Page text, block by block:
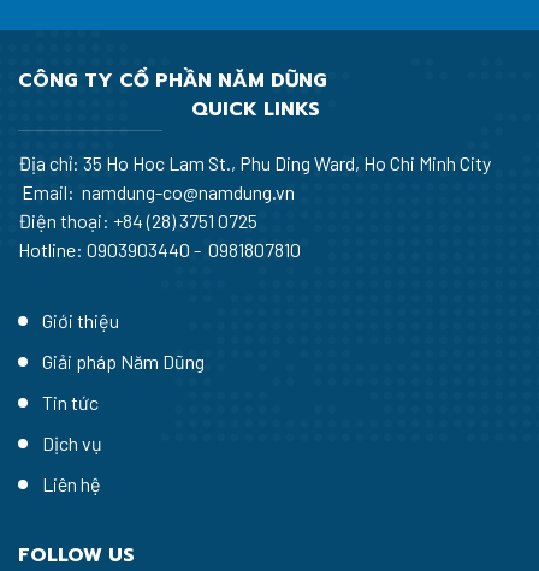
CÔNG TY CỔ PHẦN NĂM DŨNG
QUICK LINKS
Địa chỉ: 35 Ho Hoc Lam St., Phu Ding Ward, Ho Chi Minh City
Email: namdung-co@namdung.vn
Điện thoại: +84 (28) 3751 0725
Hotline: 0903903440 - 0981807810
Giới thiệu
Giải pháp Năm Dũng
Tin tức
Dịch vụ
Liên hệ
FOLLOW US